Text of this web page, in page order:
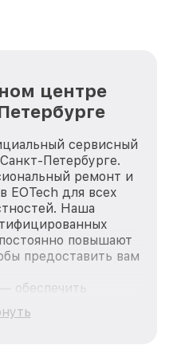
центре
сервисный
Петербурге.
ремонт и
EOTech для всех
Наша
повышают
предоставить вам
обеспечить
ремонт для
EOTech, вне